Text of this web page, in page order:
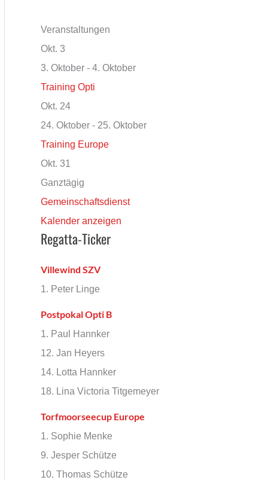
Veranstaltungen
Okt. 3
3. Oktober - 4. Oktober
Training Opti
Okt. 24
24. Oktober - 25. Oktober
Training Europe
Okt. 31
Ganztägig
Gemeinschaftsdienst
Kalender anzeigen
Regatta-Ticker
Villewind SZV
1. Peter Linge
Postpokal Opti B
1. Paul Hannker
12. Jan Heyers
14. Lotta Hannker
18. Lina Victoria Titgemeyer
Torfmoorseecup Europe
1. Sophie Menke
9. Jesper Schütze
10. Thomas Schütze